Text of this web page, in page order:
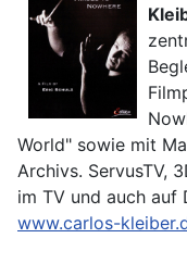
Kle
World" sowie mit
Archivs. ServusTV,
im TV und auch auf
www.carlos-